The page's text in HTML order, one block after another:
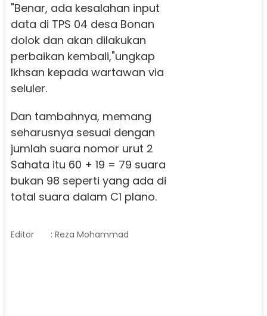
"Benar, ada kesalahan input
data di TPS 04 desa Bonan
dolok dan akan dilakukan
perbaikan kembali,"ungkap
Ikhsan kepada wartawan via
seluler.
Dan tambahnya, memang
seharusnya sesuai dengan
jumlah suara nomor urut 2
Sahata itu 60 + 19 = 79 suara
bukan 98 seperti yang ada di
total suara dalam C1 plano.
Editor : Reza Mohammad